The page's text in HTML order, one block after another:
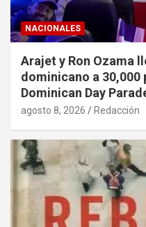
NACIONALES
Arajet y Ron Ozama
dominicano a 30,000
Dominican Day
agosto 8, 2026 Redacción